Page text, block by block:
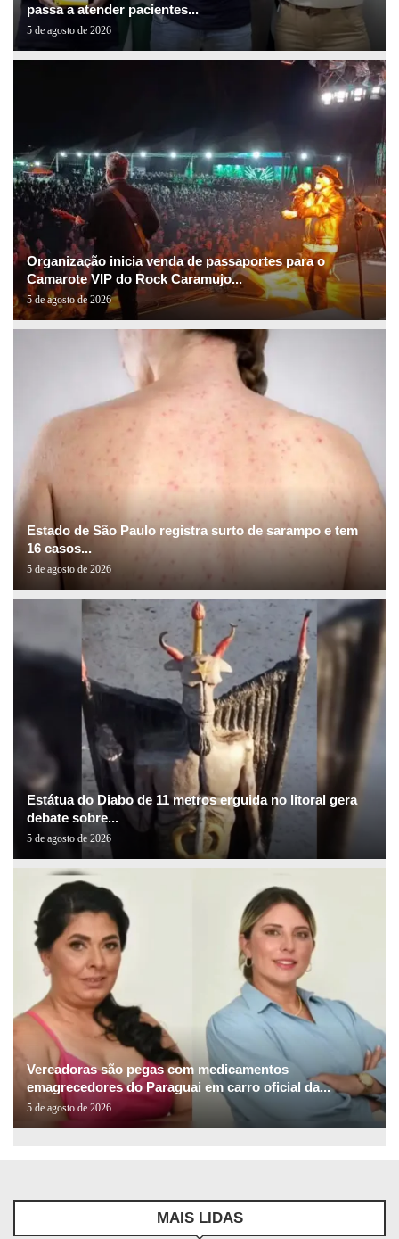
passa a atender pacientes...
5 de agosto de 2026
Organização inicia venda de passaportes para o
Camarote VIP do Rock Caramujo...
5 de agosto de 2026
Estado de São Paulo registra surto de sarampo e tem
16 casos...
5 de agosto de 2026
Estátua do Diabo de 11 metros erguida no litoral gera
debate sobre...
5 de agosto de 2026
Vereadoras são pegas com medicamentos
emagrecedores do Paraguai em carro oficial da...
5 de agosto de 2026
MAIS LIDAS